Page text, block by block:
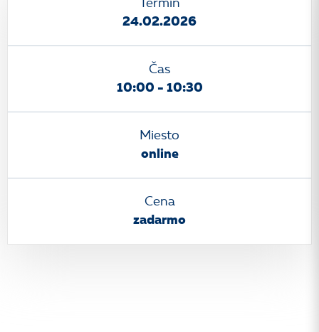
Termín
24.02.2026
Čas
10:00 - 10:30
Miesto
online
Cena
zadarmo